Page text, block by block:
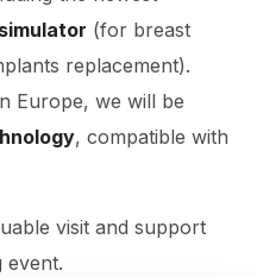
(for breast
replacement).
Europe, we will be
, compatible with
visit and support
event.